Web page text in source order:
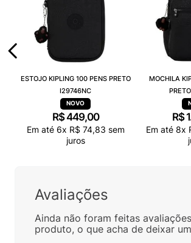
ESTOJO KIPLING 100 PENS PRETO
I29746NC
R$449,00
Em até 6x R$ 74,83 sem
juros
MOCHILA
R$ 1.
Em até 8x
Avaliações
Ainda não foram feitas
produto, o que acha de deixar